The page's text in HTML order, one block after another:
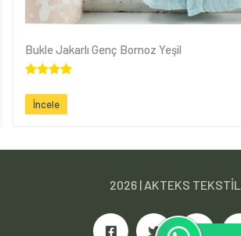
Bukle Jakarlı Genç Bornoz Yeşil
İncele
2026 | AKTEKS TEKSTİL